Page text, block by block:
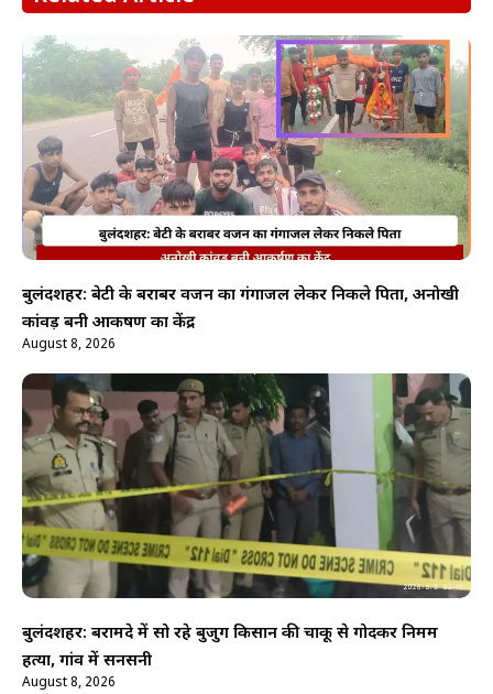
बुलंदशहर: बेटी के बराबर वजन का गंगाजल लेकर निकले पिता, अनोखी
कांवड़ बनी आकर्षण का केंद्र
August 8, 2026
बुलंदशहर: बरामदे में सो रहे बुजुर्ग किसान की चाकू से गोदकर निर्मम
हत्या, गांव में सनसनी
August 8, 2026